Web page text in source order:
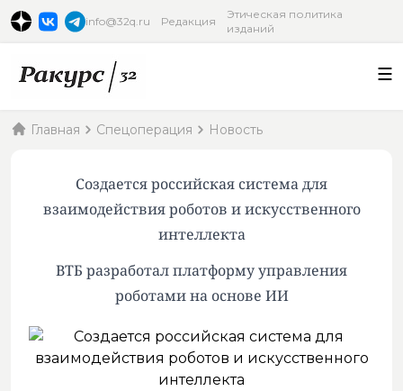
info@32q.ru Редакция
Этическая политика
изданий
Главная Спецоперация Новость
Создается российская система для
взаимодействия роботов и искусственного
интеллекта
ВТБ разработал платформу управления
роботами на основе ИИ